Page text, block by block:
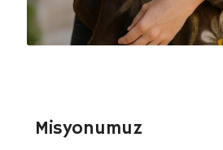
Misyonumuz